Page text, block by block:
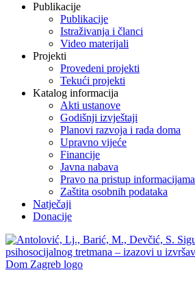
Publikacije
Publikacije
Istraživanja i članci
Video materijali
Projekti
Provedeni projekti
Tekući projekti
Katalog informacija
Akti ustanove
Godišnji izvještaji
Planovi razvoja i rada doma
Upravno vijeće
Financije
Javna nabava
Pravo na pristup informacijama
Zaštita osobnih podataka
Natječaji
Donacije